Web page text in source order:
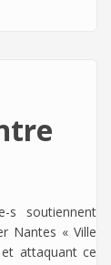
s soutiennent
Nantes « Ville
attaquant ce